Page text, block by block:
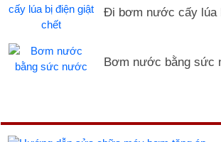
Đi bơm nước cấy lúa
Bơm nước bằng sức